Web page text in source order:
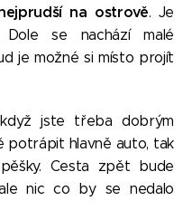
na ostrově. Je
se nachází malé
je možné si místo projít
jste třeba dobrým
potrápit hlavně auto, tak
Cesta zpět bude
nic co by se nedalo